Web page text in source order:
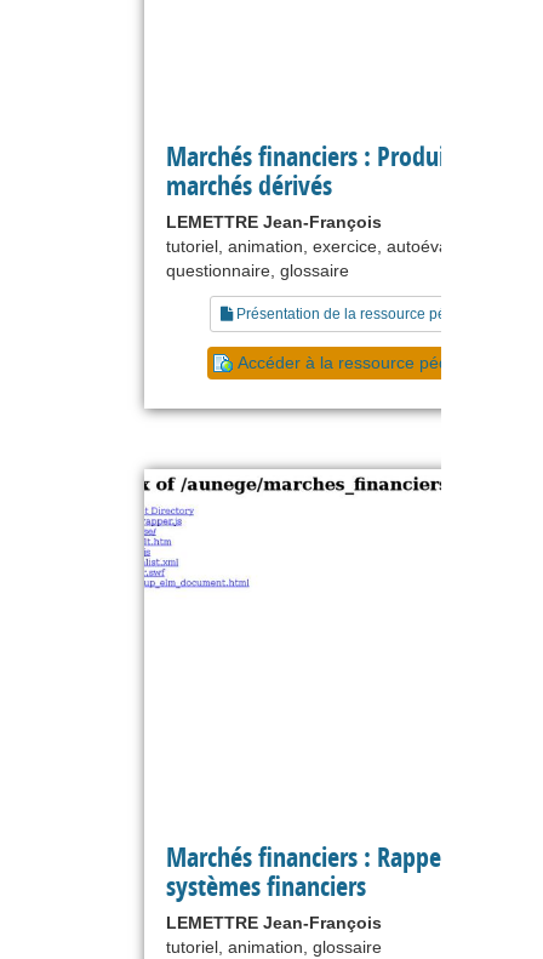
Marchés financiers : Produits et
marchés dérivés
LEMETTRE Jean-François
tutoriel, animation, exercice, autoévaluation,
questionnaire, glossaire
Présentation de la ressource pédagogique
Accéder à la ressource pédagogique
Marchés financiers : Rappels -
systèmes financiers
LEMETTRE Jean-François
tutoriel, animation, glossaire